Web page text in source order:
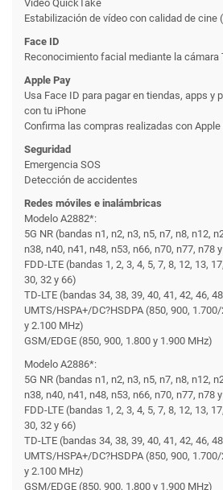
Vídeo QuickTake
Estabilización de vídeo con calidad de cine
Face ID
Reconoci­miento facial mediante la cámara
Apple Pay
Usa Face ID para pagar en tiendas, apps y
con tu iPhone
Confirma las compras realizadas con Apple
Seguridad
Emergencia SOS
Detección de accidentes
Redes móviles e inalámbricas
Modelo A2882*:
5G NR (bandas n1, n2, n3, n5, n7, n8, n12,
n38, n40, n41, n48, n53, n66, n70, n77, n78
FDD-LTE (bandas 1, 2, 3, 4, 5, 7, 8, 12, 13,
30, 32 y 66)
TD-LTE (bandas 34, 38, 39, 40, 41, 42, 46,
UMTS/HSPA+/DC?HSDPA (850, 900,
y 2.100 MHz)
GSM/EDGE (850, 900, 1.800 y 1.900 MHz)
Modelo A2886*:
5G NR (bandas n1, n2, n3, n5, n7, n8, n12,
n38, n40, n41, n48, n53, n66, n70, n77, n78
FDD-LTE (bandas 1, 2, 3, 4, 5, 7, 8, 12, 13,
30, 32 y 66)
TD-LTE (bandas 34, 38, 39, 40, 41, 42, 46,
UMTS/HSPA+/DC?HSDPA (850, 900,
y 2.100 MHz)
GSM/EDGE (850, 900, 1.800 y 1.900 MHz)